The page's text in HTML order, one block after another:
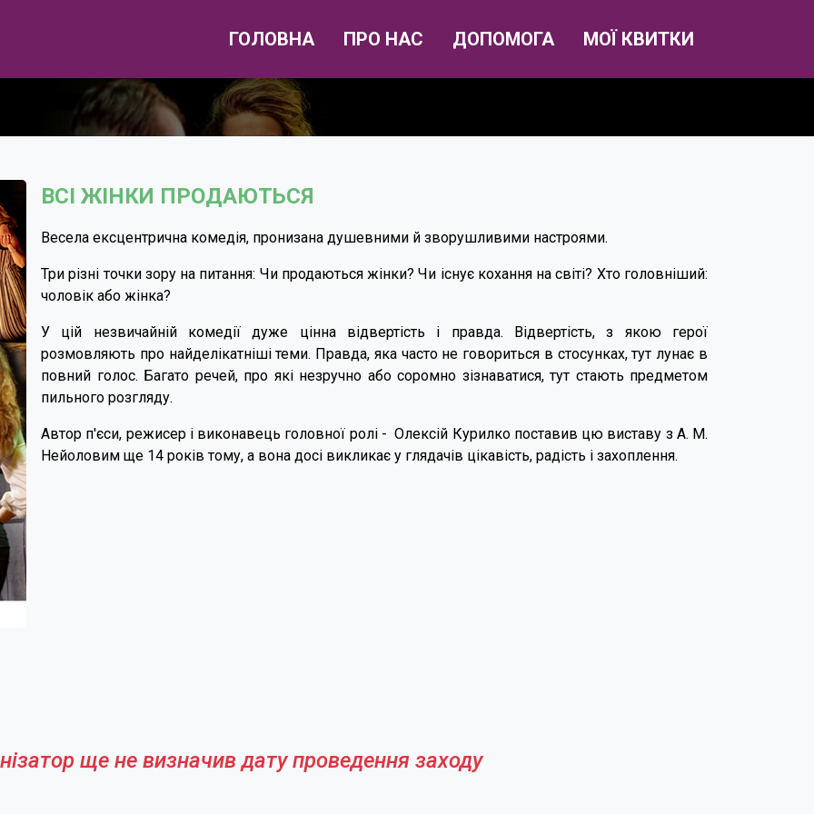
ГОЛОВНА ПРО НАС ДОПОМОГА МОЇ КВИТКИ
ВСІ ЖІНКИ ПРОДАЮТЬСЯ
Весела ексцентрична комедія, пронизана душевними й зворушливими настроями.
Три різні точки зору на питання: Чи продаються жінки? Чи існує кохання на світі? Хто головніший:
чоловік або жінка?
У цій незвичайній комедії дуже цінна відвертість і правда. Відвертість, з якою герої
розмовляють про найделікатніші теми. Правда, яка часто не говориться в стосунках, тут лунає в
повний голос. Багато речей, про які незручно або соромно зізнаватися, тут стають предметом
пильного розгляду.
Автор п'єси, режисер і виконавець головної ролі - Олексій Курилко поставив цю виставу з А. М.
Нейоловим ще 14 років тому, а вона досі викликає у глядачів цікавість, радість і захоплення.
ще не визначив дату проведення заходу